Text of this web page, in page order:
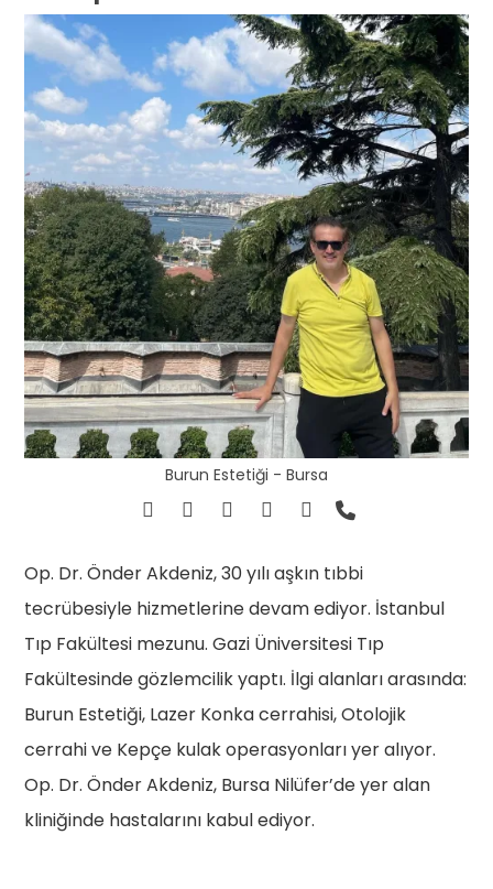
Burun Estetiği - Bursa
Op. Dr. Önder Akdeniz, 30 yılı aşkın tıbbi
tecrübesiyle hizmetlerine devam ediyor. İstanbul
Tıp Fakültesi mezunu. Gazi Üniversitesi Tıp
Fakültesinde gözlemcilik yaptı. İlgi alanları arasında:
Burun Estetiği, Lazer Konka cerrahisi, Otolojik
cerrahi ve Kepçe kulak operasyonları yer alıyor.
Op. Dr. Önder Akdeniz, Bursa Nilüfer’de yer alan
kliniğinde hastalarını kabul ediyor.